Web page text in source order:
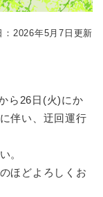
i
n
：2026年5月7日更新
ら26日(火)にか
伴い、迂回運行
。
ほどよろしくお